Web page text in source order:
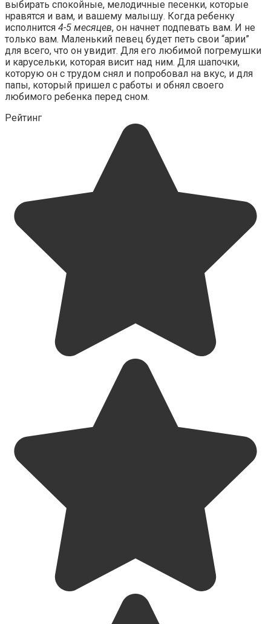
выбирать спокойные, мелодичные песенки, которые
нравятся и вам, и вашему малышу. Когда ребенку
исполнится 4-5 месяцев, он начнет подпевать вам. И не
только вам. Маленький певец будет петь свои “арии”
для всего, что он увидит. Для его любимой погремушки
и карусельки, которая висит над ним. Для шапочки,
которую он с трудом снял и попробовал на вкус, и для
папы, который пришел с работы и обнял своего
любимого ребенка перед сном.
Рейтинг